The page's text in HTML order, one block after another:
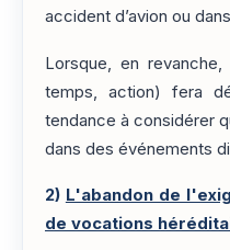
accident d’avion ou
Lorsque, en
temps, action) fera
tendance à considérer
dans des événements
2) L'abandon de
de vocations